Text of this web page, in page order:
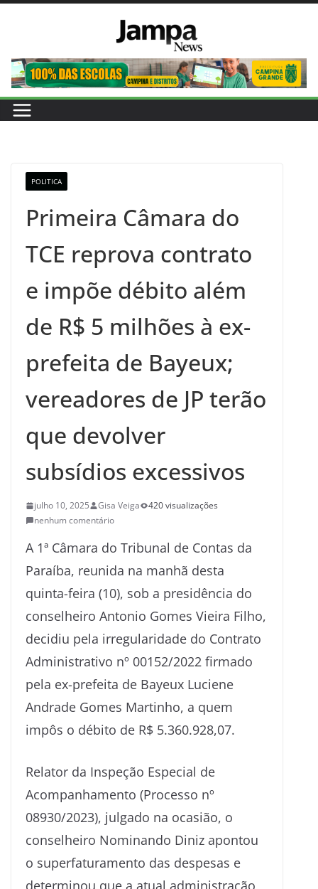
conteúdo
POLITICA
Primeira Câmara do
TCE reprova contrato
e impõe débito além
de R$ 5 milhões à ex-
prefeita de Bayeux;
vereadores de JP terão
que devolver
subsídios excessivos
julho 10, 2025 Gisa Veiga
420 visualizações
nenhum comentário
A 1ª Câmara do Tribunal de Contas da
Paraíba, reunida na manhã desta
quinta-feira (10), sob a presidência do
conselheiro Antonio Gomes Vieira Filho,
decidiu pela irregularidade do Contrato
Administrativo nº 00152/2022 firmado
pela ex-prefeita de Bayeux Luciene
Andrade Gomes Martinho, a quem
impôs o débito de R$ 5.360.928,07.
Relator da Inspeção Especial de
Acompanhamento (Processo nº
08930/2023), julgado na ocasião, o
conselheiro Nominando Diniz apontou
o superfaturamento das despesas e
determinou que a atual administração